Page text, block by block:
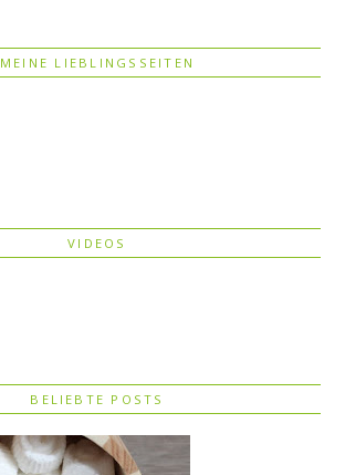
MEINE LIEBLINGSSEITEN
VIDEOS
BELIEBTE POSTS